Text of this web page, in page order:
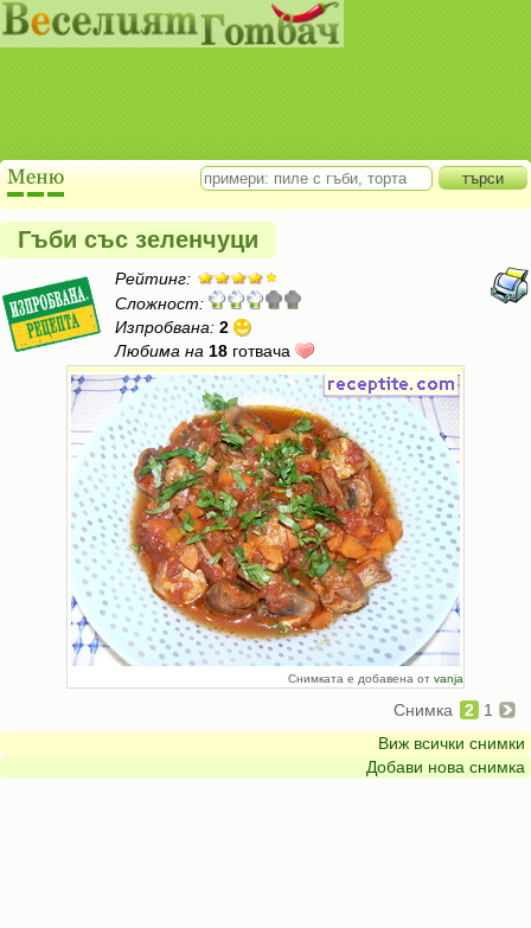
Гъби със зеленчуци
Рейтинг:
Сложност:
Изпробвана: 2
Любима на 18 готвача
Снимката е добавена от vanja
Снимка 2
1
Виж всички снимки
Добави нова снимка